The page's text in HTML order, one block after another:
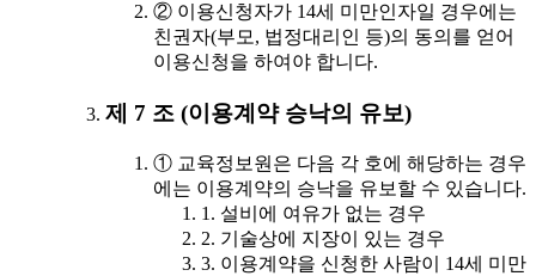
② 이용신청자가 14세 미만인자일 경우에는
친권자(부모, 법정대리인 등)의 동의를 얻어
이용신청을 하여야 합니다.
제 7 조 (이용계약 승낙의 유보)
① 교육정보원은 다음 각 호에 해당하는 경우
에는 이용계약의 승낙을 유보할 수 있습니다.
1. 설비에 여유가 없는 경우
2. 기술상에 지장이 있는 경우
3. 이용계약을 신청한 사람이 14세 미만